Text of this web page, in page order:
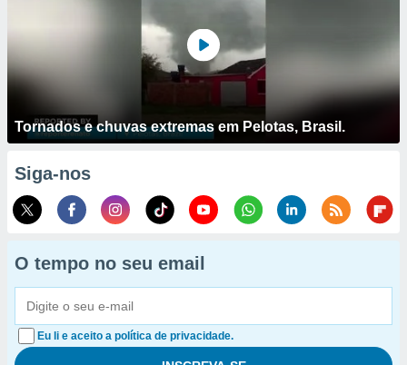
Tornados e chuvas extremas em Pelotas, Brasil.
Siga-nos
O tempo no seu email
Eu li e aceito a política de privacidade.